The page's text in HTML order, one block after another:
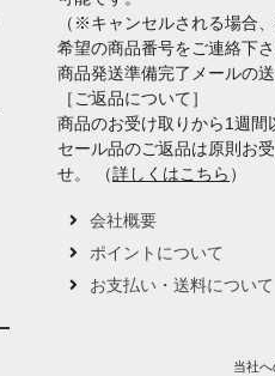
（※キャンセルされる場合
希望の商品番号をご連絡下さ
商品発送準備完了メールの
［ご返品について］
商品のお受け取りから1週間
セール品のご返品は原則お
せ。 （詳しくはこちら ）
会社概要
ポイントについて
お支払い・送料について
当社